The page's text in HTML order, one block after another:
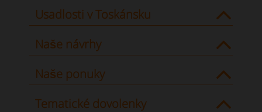
Usadlosti v Toskánsku
Naše návrhy
Naše ponuky
Tematické dovolenky